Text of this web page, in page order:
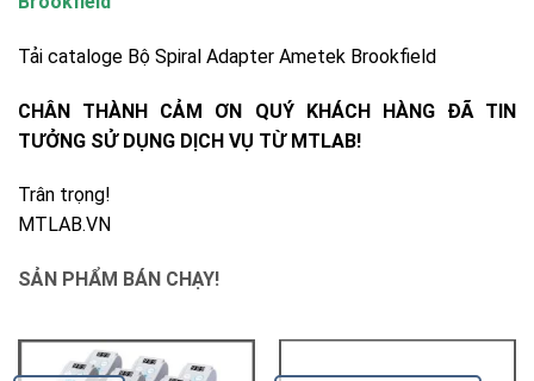
Tải cataloge Bộ Spiral Adapter Ametek Brookfield
CHÂN THÀNH CẢM ƠN QUÝ KHÁCH HÀNG ĐÃ TIN
TƯỞNG SỬ DỤNG DỊCH VỤ TỪ MTLAB!
Trân trọng!
MTLAB.VN
SẢN PHẨM BÁN CHẠY!